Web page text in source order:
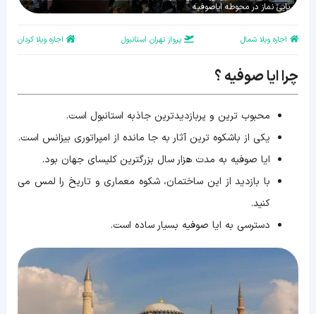
برپایی نماز در محوطه ایاصوفیه
اجاره ویلا شمال پرواز تهران استانبول اجاره ویلا کردان
چرا ایا صوفیه ؟
محبوب ترین و پربازدیدترین جاذبه استانبول است.
یکی از باشکوه ترین آثار به جا مانده از امپراتوری بیزانس است.
ایا صوفیه به مدت هزار سال بزرگترین کلیسای جهان بود.
با بازدید از این ساختمان، شکوه معماری و تاریخ را لمس می
کنید.
دسترسی به ایا صوفیه بسیار ساده است.